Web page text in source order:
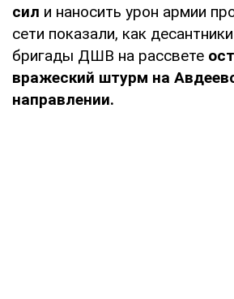
сил и наносить урон армии
сети показали, как
бригады ДШВ на рассвете
вражеский штурм на
направлении.